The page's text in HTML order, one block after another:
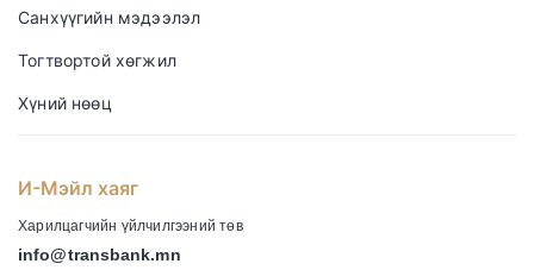
Санхүүгийн мэдээлэл
Тогтвортой хөгжил
Хүний нөөц
И-Мэйл хаяг
Харилцагчийн үйлчилгээний төв
info@transbank.mn